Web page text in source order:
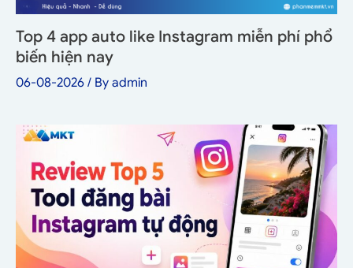
Top 4 app auto like Instagram miễn phí phổ
biến hiện nay
06-08-2026 / By admin